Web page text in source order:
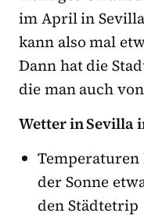
im April in
kann also mal
Dann hat die
die man auch
Wetter in Sevilla
Temperaturen
der Sonne
den Städtetrip